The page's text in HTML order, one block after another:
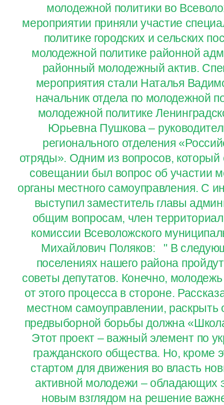
молодежной политики во
мероприятии приняли участие
политике городских и сельских
молодежной политике районной
районный молодежный актив.
мероприятия стали Наталья
начальник отдела по молодежной
молодежной политике
Юрьевна Пушкова –
регионального отделения
отряды». Одним из вопросов,
совещании был вопрос об участии
органы местного самоуправления. С
выступил заместитель главы
общим вопросам, член
комиссии Всеволожского
Михайлович Поляков: " В
поселениях нашего района
советы депутатов. Конечно,
от этого процесса в стороне.
местном самоуправлении,
предвыборной борьбы должна
Этот проект – важный элемент по
гражданского общества. Но, кроме
стартом для движения во власть
активной молодежи – обладающих
новым взглядом на решение